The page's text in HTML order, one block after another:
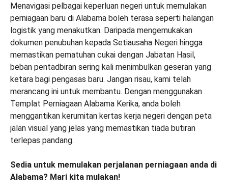
Menavigasi pelbagai keperluan negeri untuk memulakan
perniagaan baru di Alabama boleh terasa seperti halangan
logistik yang menakutkan. Daripada mengemukakan
dokumen penubuhan kepada Setiausaha Negeri hingga
memastikan pematuhan cukai dengan Jabatan Hasil,
beban pentadbiran sering kali menimbulkan geseran yang
ketara bagi pengasas baru. Jangan risau, kami telah
merancang ini untuk membantu. Dengan menggunakan
Templat Perniagaan Alabama Kerika, anda boleh
menggantikan kerumitan kertas kerja negeri dengan peta
jalan visual yang jelas yang memastikan tiada butiran
terlepas pandang.
Sedia untuk memulakan perjalanan perniagaan anda di
Alabama? Mari kita mulakan!